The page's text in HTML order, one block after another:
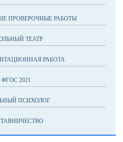
ПРОВЕРОЧНЫЕ РАБОТЫ
ТЕАТР
РАБОТА
ФГОС 2021
ПСИХОЛОГ